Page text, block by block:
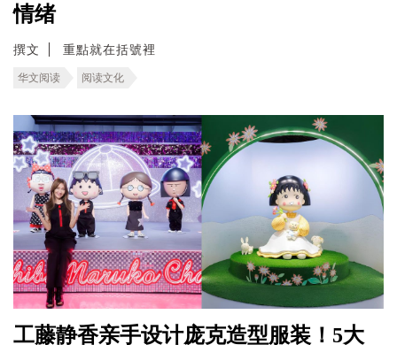
情绪
撰文 重點就在括號裡
华文阅读 阅读文化
工藤静香亲手设计庞克造型服装！5大